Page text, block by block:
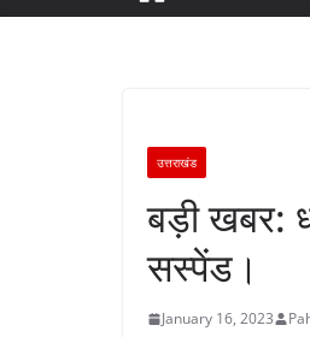
उत्तराखंड
बड़ी खबर:
सस्पेंड।
January 16, 2023